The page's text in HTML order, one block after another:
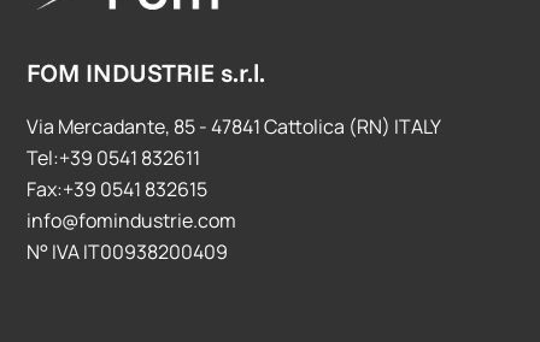
FOM INDUSTRIE s.r.l.
Via Mercadante, 85 - 47841 Cattolica (RN) ITALY
Tel:+39 0541 832611
Fax:+39 0541 832615
info@fomindustrie.com
N° IVA IT00938200409